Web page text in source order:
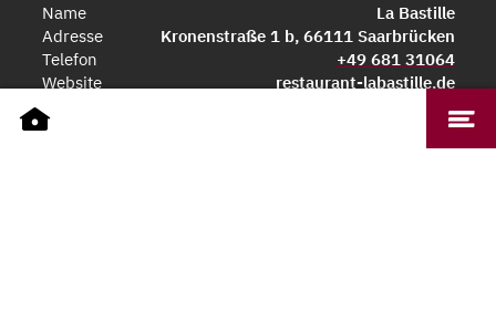
Name
La Bastille
Adresse
Kronenstraße 1 b, 66111 Saarbrücken
Telefon
+49 681 31064
Website
restaurant-labastille.de
ÖFFNUNGSZEITEN
11.30 bis 14 Uhr